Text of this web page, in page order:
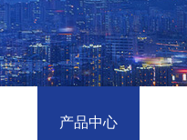
产品中心